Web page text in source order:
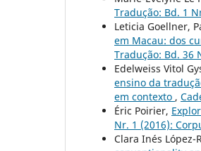
Tradução: Bd. 1
Leticia Goellner,
em Macau: dos
Tradução: Bd. 36
Edelweiss Vitol
ensino da
em contexto ,
Éric Poirier,
Nr. 1 (2016):
Clara Inés López-